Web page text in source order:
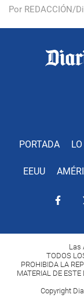
Por REDACCIÓN/
PORTADA
EEUU
Las
TODOS
PROHIBIDA LA
MATERIAL DE
Copyright